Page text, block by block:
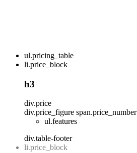
ul.pricing_table
li.price_block
h3
div.price
div.price_figure span.price_number
ul.features
div.table-footer
li.price_block